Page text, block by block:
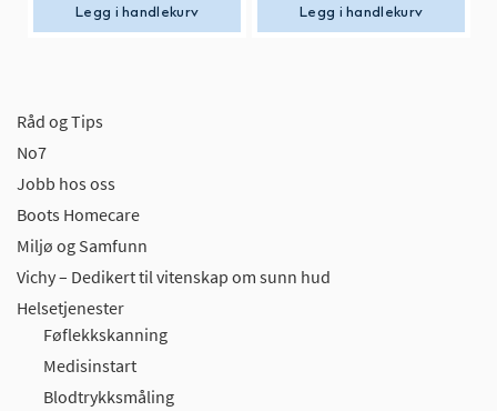
Legg i handlekurv Legg i handlekurv
Råd og Tips
No7
Jobb hos oss
Boots Homecare
Miljø og Samfunn
Vichy – Dedikert til vitenskap om sunn hud
Helsetjenester
Føflekkskanning
Medisinstart
Blodtrykksmåling